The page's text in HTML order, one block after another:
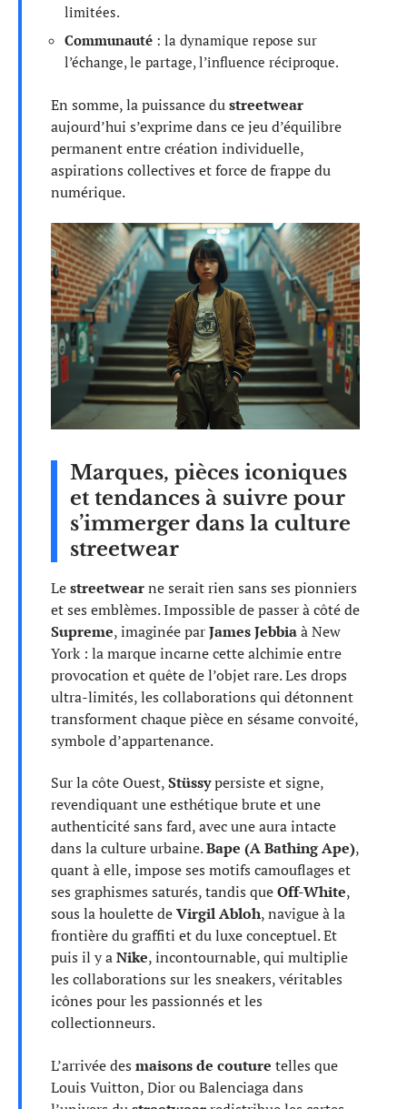
limitées.
Communauté : la dynamique repose sur
l’échange, le partage, l’influence réciproque.
En somme, la puissance dustreetwear
aujourd’hui s’exprime dans ce jeu d’équilibre
permanent entre création individuelle,
aspirations collectives et force de frappe du
numérique.
Marques, pièces iconiques
et tendances à suivre pour
s’immerger dans la culture
streetwear
Lestreetwearne serait rien sans ses pionniers
et ses emblèmes. Impossible de passer à côté de
Supreme, imaginée parJames Jebbiaà New
York : la marque incarne cette alchimie entre
provocation et quête de l’objet rare. Les drops
ultra-limités, les collaborations qui détonnent
transforment chaque pièce en sésame convoité,
symbole d’appartenance.
Sur la côte Ouest,Stüssypersiste et signe,
revendiquant une esthétique brute et une
authenticité sans fard, avec une aura intacte
dans la culture urbaine.Bape (A Bathing Ape),
quant à elle, impose ses motifs camouflages et
ses graphismes saturés, tandis queOff-White,
sous la houlette deVirgil Abloh, navigue à la
frontière du graffiti et du luxe conceptuel. Et
puis il y aNike, incontournable, qui multiplie
les collaborations sur les sneakers, véritables
icônes pour les passionnés et les
collectionneurs.
L’arrivée des maisons de couture telles que
Louis Vuitton, Dior ou Balenciaga dans